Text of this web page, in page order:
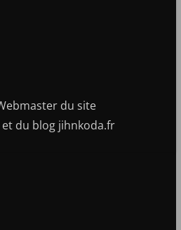
du site
du blog jihnkoda.fr